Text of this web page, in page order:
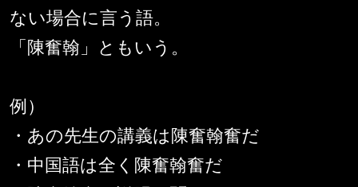
ない場合に言う語。
「陳奮翰」ともいう。
例）
・あの先生の講義は陳奮翰奮だ
・中国語は全く陳奮翰奮だ